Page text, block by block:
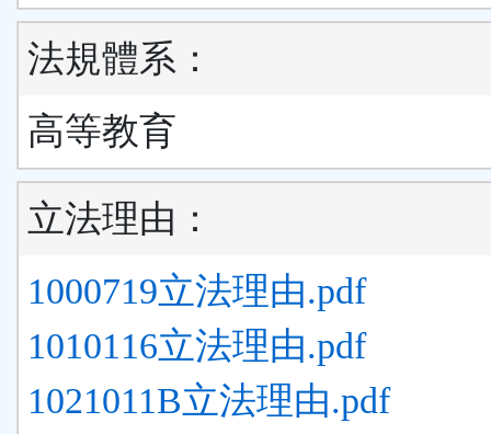
法規體系：
高等教育
立法理由：
1000719立法理由.pdf
1010116立法理由.pdf
1021011B立法理由.pdf